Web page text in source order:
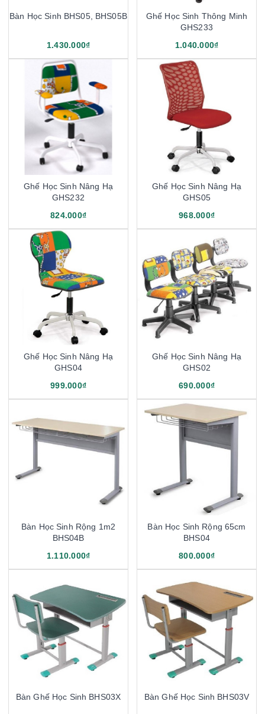
Bàn Học Sinh BHS05, BHS05B
1.430.000₫
Ghế Học Sinh Thông Minh
GHS233
1.040.000₫
Ghế Học Sinh Nâng Hạ
GHS232
824.000₫
Ghế Học Sinh Nâng Hạ
GHS05
968.000₫
Ghế Học Sinh Nâng Hạ
GHS04
999.000₫
Ghế Học Sinh Nâng Hạ
GHS02
690.000₫
Bàn Học Sinh Rộng 1m2
BHS04B
1.110.000₫
Bàn Học Sinh Rộng 65cm
BHS04
800.000₫
Bàn Ghế Học Sinh BHS03X Bàn Ghế Học Sinh BHS03V